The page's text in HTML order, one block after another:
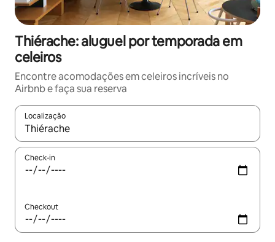
Thiérache: aluguel por temporada em
celeiros
Encontre acomodações em celeiros incríveis no
Airbnb e faça sua reserva
Localização
Quando os resultados estiverem disponíveis, explore-os
Check-in
Checkout